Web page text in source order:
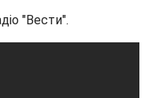
"Вести".